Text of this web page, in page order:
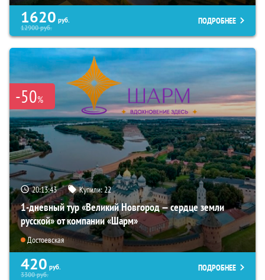
1620 руб.
12900руб.
ПОДРОБНЕЕ
-50%
20:13:42 Купили:22
1-дневный тур «Великий Новгород — сердце земли
русской» от компании «Шарм»
Достоевская
420 руб.
3300руб.
ПОДРОБНЕЕ